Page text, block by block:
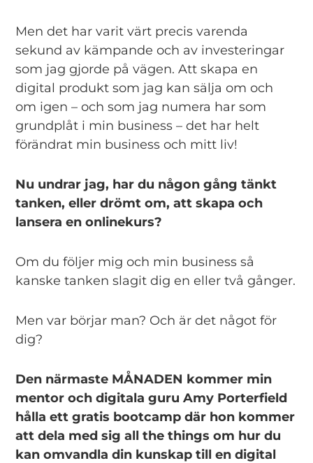
Men det har varit värt precis varenda
sekund av kämpande och av investeringar
som jag gjorde på vägen. Att skapa en
digital produkt som jag kan sälja om och
om igen – och som jag numera har som
grundplåt i min business – det har helt
förändrat min business och mitt liv!
Nu undrar jag, har du någon gång tänkt
tanken, eller drömt om, att skapa och
lansera en onlinekurs?
Om du följer mig och min business så
kanske tanken slagit dig en eller två gånger.
Men var börjar man? Och är det något för
dig?
Den närmaste MÅNADEN kommer min
mentor och digitala guru Amy Porterfield
hålla ett gratis bootcamp där hon kommer
att dela med sig all the things om hur du
kan omvandla din kunskap till en digital